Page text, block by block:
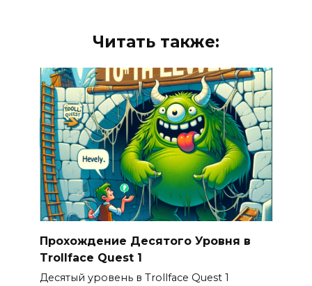
Читать также:
Прохождение Десятого Уровня в
Trollface Quest 1
Десятый уровень в Trollface Quest 1